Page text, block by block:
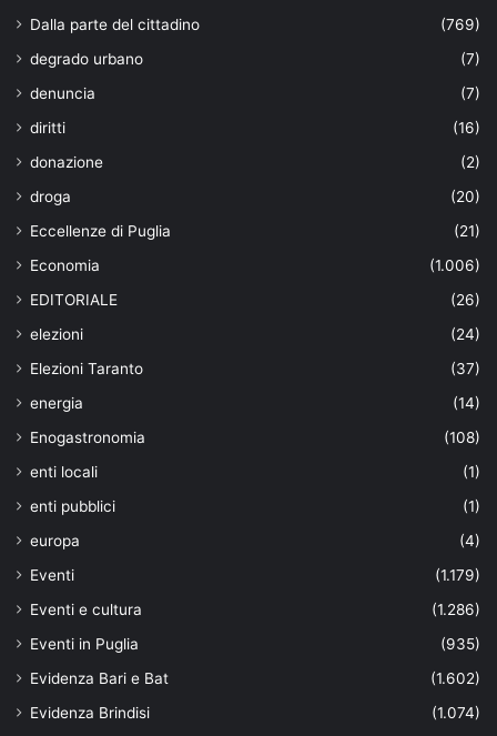
Dalla parte del cittadino
(769)
degrado urbano
(7)
denuncia
(7)
diritti
(16)
donazione
(2)
droga
(20)
Eccellenze di Puglia
(21)
Economia
(1.006)
EDITORIALE
(26)
elezioni
(24)
Elezioni Taranto
(37)
energia
(14)
Enogastronomia
(108)
enti locali
(1)
enti pubblici
(1)
europa
(4)
Eventi
(1.179)
Eventi e cultura
(1.286)
Eventi in Puglia
(935)
Evidenza Bari e Bat
(1.602)
Evidenza Brindisi
(1.074)